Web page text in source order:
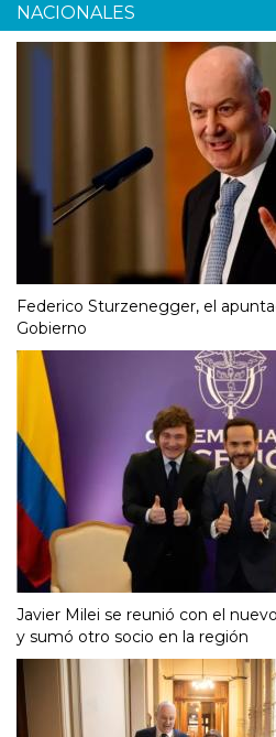
NACIONALES
Federico Sturzenegger, el
Gobierno
Javier Milei se reunió con el
y sumó otro socio en la región